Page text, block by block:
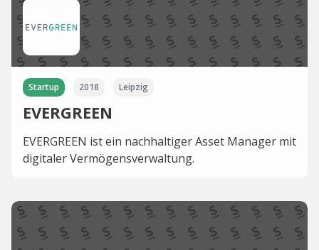
Startup 2018 Leipzig
EVERGREEN
EVERGREEN ist ein nachhaltiger Asset Manager mit
digitaler Vermögensverwaltung.